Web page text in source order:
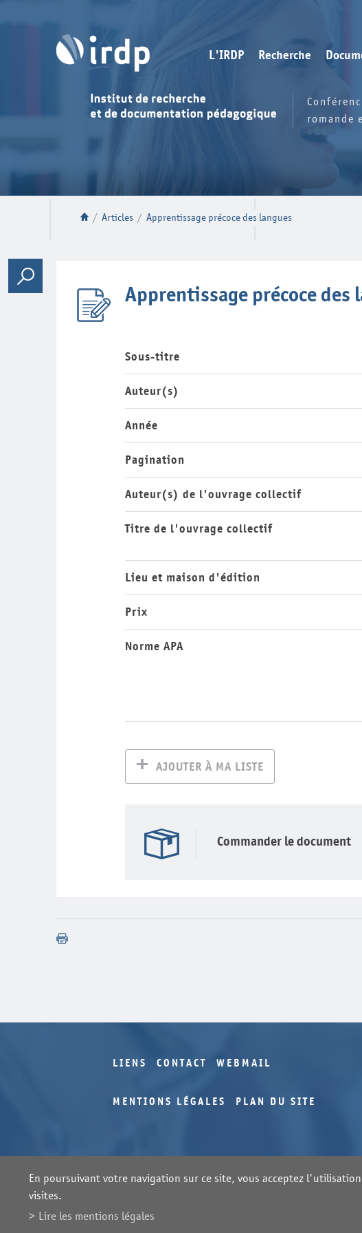
L'IRDP Recherche
romande
/ Articles / Apprentissage précoce des langues
Apprentissage précoce des
Sous-titre
Auteur(s)
Année
Pagination
Auteur(s) de l'ouvrage collectif
Titre de l'ouvrage collectif
Lieu et maison d'édition
Prix
Norme APA
AJOUTER À MA LISTE
Commander le document
LIENS CONTACT WEBMAIL
MENTIONS LÉGALES PLAN DU SITE
En poursuivant votre navigation sur ce site, vous acceptez
visites.
Lire les mentions légales